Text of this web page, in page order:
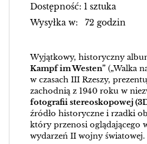
Dostępność: 1 sztuka
Wysyłka w: 72 godzin
Wyjątkowy, historyczny
Kampf im Westen” („Walka
w czasach III Rzeszy,
zachodnią z 1940 roku w
fotografii stereoskopowej
źródło historyczne i rzadki
który przenosi oglądającego
wydarzeń II wojny światowej.